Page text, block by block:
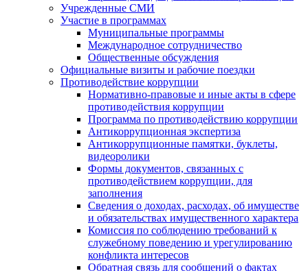
Учрежденные СМИ
Участие в программах
Муниципальные программы
Международное сотрудничество
Общественные обсуждения
Официальные визиты и рабочие поездки
Противодействие коррупции
Нормативно-правовые и иные акты в сфере
противодействия коррупции
Программа по противодействию коррупции
Антикоррупционная экспертиза
Антикоррупционные памятки, буклеты,
видеоролики
Формы документов, связанных с
противодействием коррупции, для
заполнения
Сведения о доходах, расходах, об имуществе
и обязательствах имущественного характера
Комиссия по соблюдению требований к
служебному поведению и урегулированию
конфликта интересов
Обратная связь для сообщений о фактах